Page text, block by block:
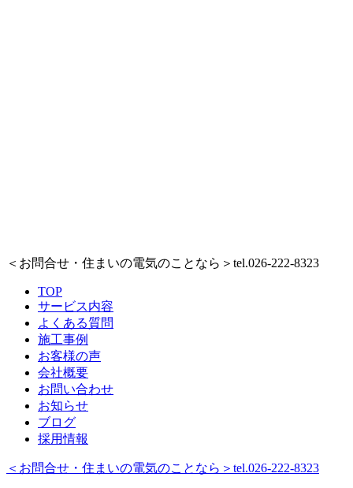
＜お問合せ・住まいの電気のことなら＞ tel.026-222-8323
TOP
サービス内容
よくある質問
施工事例
お客様の声
会社概要
お問い合わせ
お知らせ
ブログ
採用情報
＜お問合せ・住まいの電気のことなら＞ tel.026-222-8323